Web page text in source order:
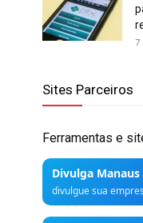
7
Sites Parceiros
Ferramentas e
Divulga Manaus
divulgue sua